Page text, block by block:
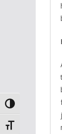
Nagy kontraszt
Betűméret